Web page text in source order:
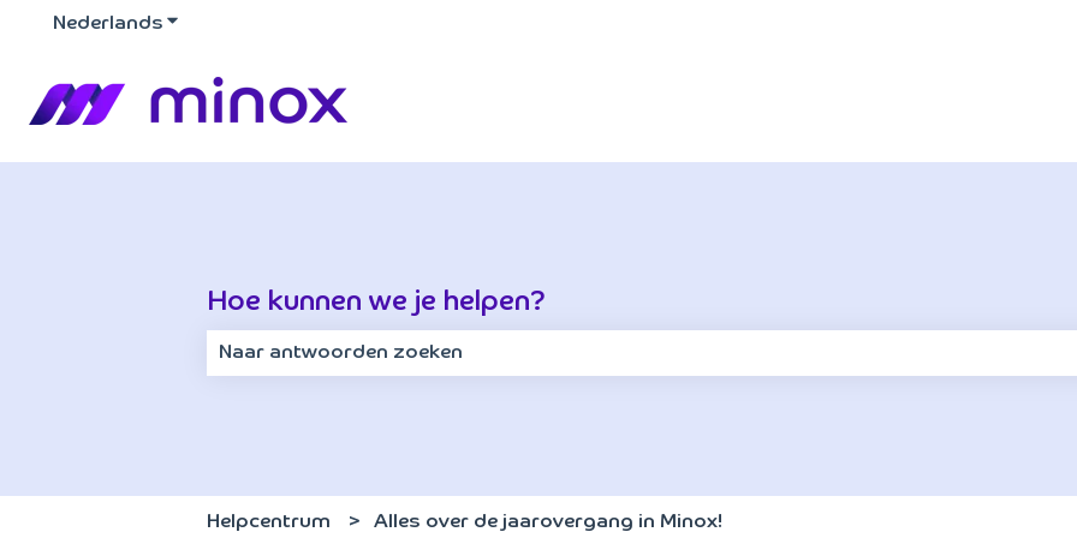
Nederlands Submenu tonen voor vertalingen
Hoe kunnen we je helpen?
Helpcentrum Alles over de jaarovergang in Minox!